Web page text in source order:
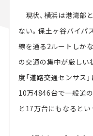
現状、横浜は港湾部
ない。保土ヶ谷バイパ
線を通る2ルートしか
の交通の集中が厳しい
度「道路交通センサス
10万4846台で一般道
と17万台にもなるとい